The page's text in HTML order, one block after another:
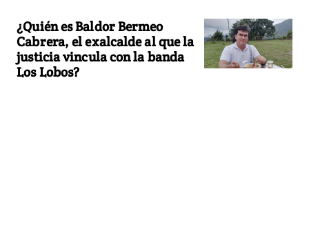
¿Quién es Baldor Bermeo
Cabrera, el exalcalde al que la
justicia vincula con la banda
Los Lobos?